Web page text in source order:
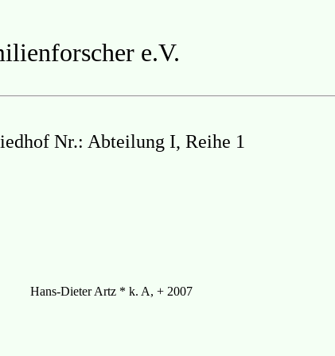
e.V.
Nr.: Abteilung I, Reihe 1
Hans-Dieter Artz * k. A, + 2007